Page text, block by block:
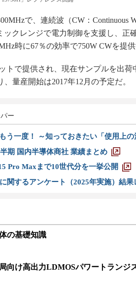
で、連続波（CW：Continuous
ックレンジで電力制御を支援し、正
時に67％の効率で750W CWを提供
トで提供され、現在サンプルを出荷
量産開始は2017年12月の予定だ。
ー
う一度！ ～知っておきたい「使用上の
期 国内半導体商社 業績まとめ
Pro Maxまで10世代分を一挙公開
関するアンケート（2025年実施）結果
の基礎知識
向け高出力LDMOSパワートランジ